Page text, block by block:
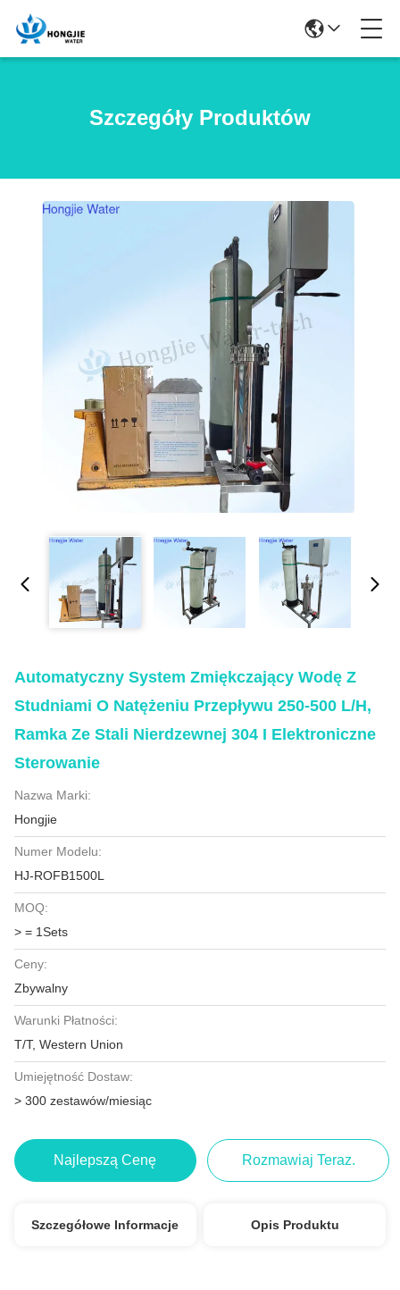
Szczegóły Produktów
Automatyczny System Zmiękczający Wodę Z
Studniami O Natężeniu Przepływu 250-500 L/h,
Ramka Ze Stali Nierdzewnej 304 I Elektroniczne
Sterowanie
Nazwa Marki:
Hongjie
Numer Modelu:
HJ-ROFB1500L
MOQ:
> = 1Sets
Ceny:
Zbywalny
Warunki Płatności:
T/T, Western Union
Umiejętność Dostaw:
> 300 zestawów/miesiąc
Najlepszą Cenę Rozmawiaj Teraz.
Szczegółowe Informacje Opis Produktu